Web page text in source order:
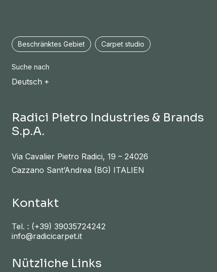
Beschränktes Gebiet Carpet studio
Suche nach
Deutsch
Radici Pietro Industries & Brands
S.p.A.
Via Cavalier Pietro Radici, 19 – 24026
Cazzano Sant’Andrea (BG) ITALIEN
Kontakt
Tel. : (+39) 39035724242
info@radicicarpet.it
Nützliche Links